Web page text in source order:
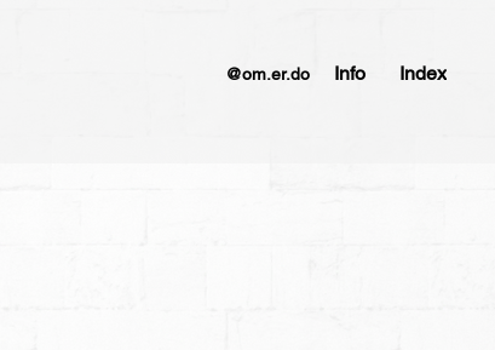
Info Index
@om.er.do